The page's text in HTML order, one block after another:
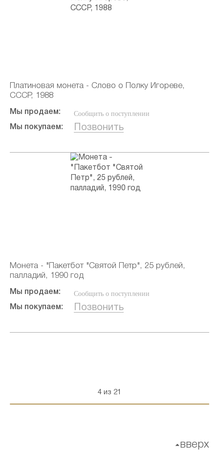
Платиновая монета - Слово о Полку Игореве,
СССР, 1988
Мы продаем: Сообщить о поступлении
Мы покупаем: Позвонить
Монета - "Пакетбот "Святой Петр", 25 рублей,
палладий, 1990 год
Мы продаем: Сообщить о поступлении
Мы покупаем: Позвонить
4 из 21
вверх